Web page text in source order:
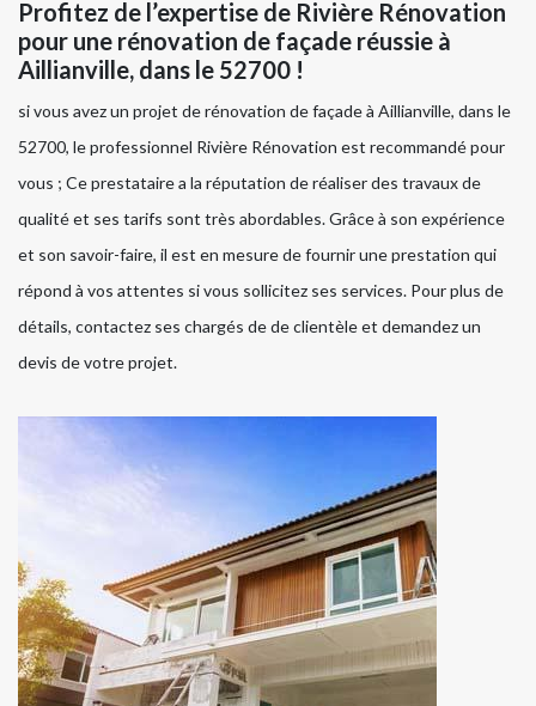
Profitez de l’expertise de Rivière Rénovation
pour une rénovation de façade réussie à
Aillianville, dans le 52700 !
si vous avez un projet de rénovation de façade à Aillianville, dans le
52700, le professionnel Rivière Rénovation est recommandé pour
vous ; Ce prestataire a la réputation de réaliser des travaux de
qualité et ses tarifs sont très abordables. Grâce à son expérience
et son savoir-faire, il est en mesure de fournir une prestation qui
répond à vos attentes si vous sollicitez ses services. Pour plus de
détails, contactez ses chargés de de clientèle et demandez un
devis de votre projet.